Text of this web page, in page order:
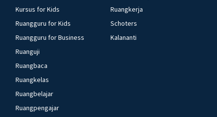
Kursus for Kids
Ruangguru for Kids
Ruangguru for Business
Ruanguji
Ruangbaca
Ruangkelas
Ruangbelajar
Ruangpengajar
Ruangkerja
Schoters
Kalananti